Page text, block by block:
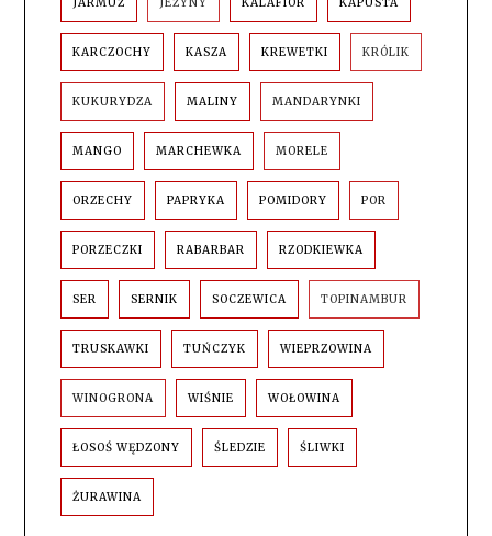
JARMUŻ JEŻYNY KALAFIOR KAPUSTA
KARCZOCHY KASZA KREWETKI KRÓLIK
KUKURYDZA MALINY MANDARYNKI
MANGO MARCHEWKA MORELE
ORZECHY PAPRYKA POMIDORY POR
PORZECZKI RABARBAR RZODKIEWKA
SER SERNIK SOCZEWICA TOPINAMBUR
TRUSKAWKI TUŃCZYK WIEPRZOWINA
WINOGRONA WIŚNIE WOŁOWINA
ŁOSOŚ WĘDZONY ŚLEDZIE ŚLIWKI
ŻURAWINA